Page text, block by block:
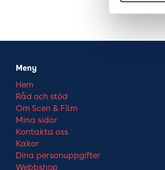
Meny
Hem
Råd och stöd
Om Scen & Film
Mina sidor
Kontakta oss
Kakor
Dina personuppgifter
Webbshop